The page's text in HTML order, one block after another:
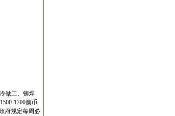
做工、铆焊
1700澳币
府规定每周必